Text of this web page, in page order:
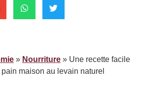
» Nourriture » Une recette facile
maison au levain naturel